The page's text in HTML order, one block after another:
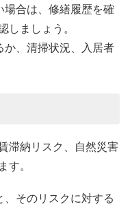
場合は、修繕履歴を確
しましょう。
か、清掃状況、入居者
滞納リスク、自然災害
す。
、そのリスクに対する